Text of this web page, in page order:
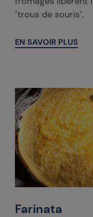
"trous de souris".
EN SAVOIR PLUS
Farinata